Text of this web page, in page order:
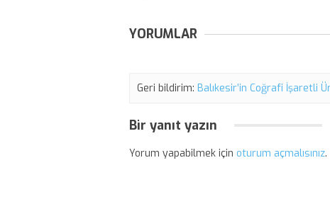
YORUMLAR
Geri bildirim: Balıkesir’in Coğrafi İşaretli
Bir yanıt yazın
Yorum yapabilmek için oturum açmalısınız.